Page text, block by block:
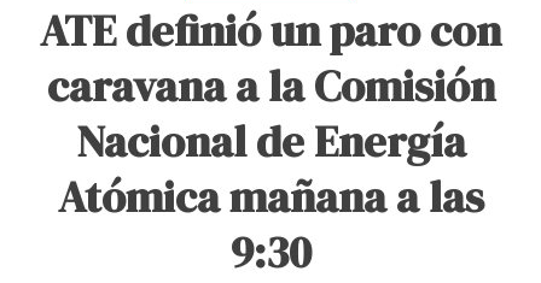
ATE definió un paro con
caravana a la Comisión
Nacional de Energía
Atómica mañana a las
9:30